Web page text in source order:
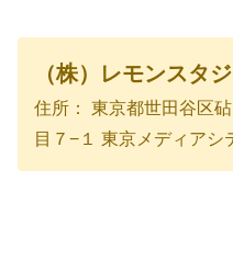
（株）レモンスタ
住所： 東京都世田谷区
目７−１ 東京メディアシ